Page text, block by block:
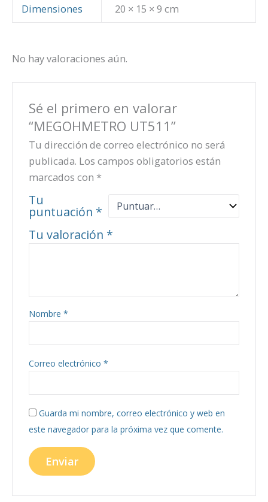
Dimensiones
20 × 15 × 9 cm
No hay valoraciones aún.
Sé el primero en valorar
“MEGOHMETRO UT511”
Tu dirección de correo electrónico no será
publicada. Los campos obligatorios están
marcados con *
Tu
puntuación *
Tu valoración *
Nombre*
Correo electrónico*
Guarda mi nombre, correo electrónico y web en
este navegador para la próxima vez que comente.